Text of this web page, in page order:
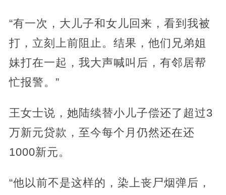
“有一次，大儿子和女儿回来，看到我被
打，立刻上前阻止。结果，他们兄弟姐
妹打在一起，我大声喊叫后，有邻居帮
忙报警。”
王女士说，她陆续替小儿子偿还了超过3
万新元贷款，至今每个月仍然还在还
1000新元。
“他以前不是这样的，染上丧尸烟弹后，